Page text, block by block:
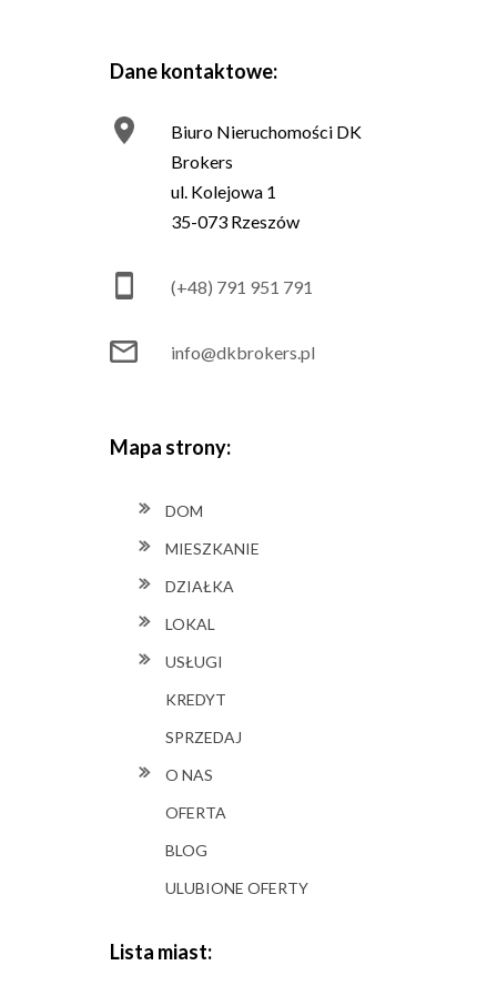
Dane kontaktowe:
Biuro Nieruchomości DK
Brokers
ul. Kolejowa 1
35-073 Rzeszów
(+48) 791 951 791
info@dkbrokers.pl
Mapa strony:
DOM
MIESZKANIE
DZIAŁKA
LOKAL
USŁUGI
KREDYT
SPRZEDAJ
O NAS
OFERTA
BLOG
ULUBIONE OFERTY
Lista miast: